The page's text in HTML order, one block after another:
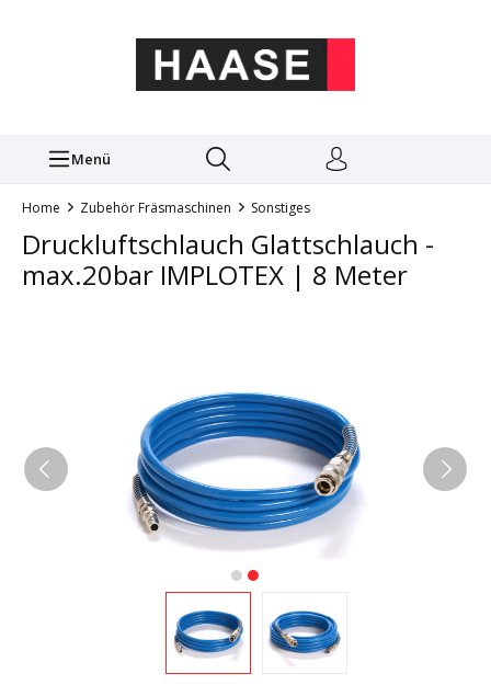
Menü
Home Zubehör Fräsmaschinen Sonstiges
Druckluftschlauch Glattschlauch -
max.20bar IMPLOTEX | 8 Meter